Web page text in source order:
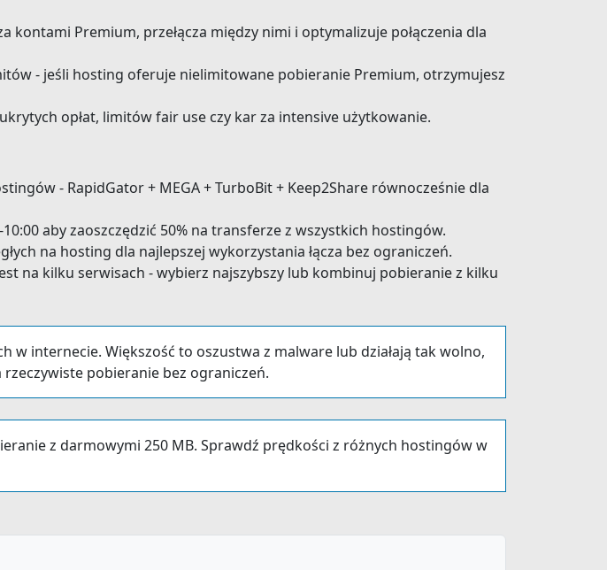
kontami Premium, przełącza między nimi i optymalizuje połączenia dla
- jeśli hosting oferuje nielimitowane pobieranie Premium, otrzymujesz
opłat, limitów fair use czy kar za intensive użytkowanie.
- RapidGator + MEGA + TurboBit + Keep2Share równocześnie dla
aby zaoszczędzić 50% na transferze z wszystkich hostingów.
na hosting dla najlepszej wykorzystania łącza bez ograniczeń.
na kilku serwisach - wybierz najszybszy lub kombinuj pobieranie z kilku
internecie. Większość to oszustwa z malware lub działają tak wolno,
pobieranie bez ograniczeń.
z darmowymi 250 MB. Sprawdź prędkości z różnych hostingów w